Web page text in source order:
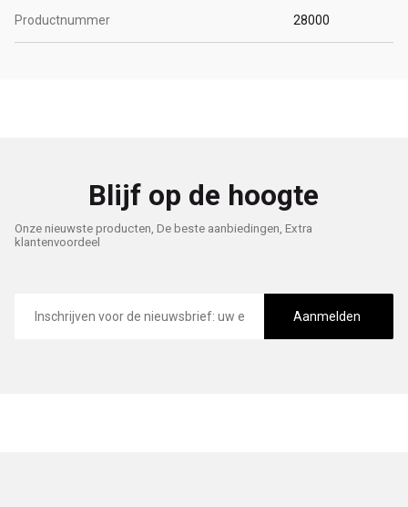
Productnummer 28000
Blijf op de hoogte
Onze nieuwste producten, De beste aanbiedingen, Extra
klantenvoordeel
mailadres
Aanmelden